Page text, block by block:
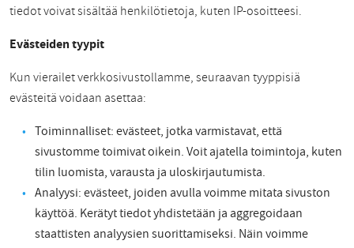
tiedot voivat sisältää henkilötietoja, kuten IP-osoitteesi.
Evästeiden tyypit
Kun vierailet verkkosivustollamme, seuraavan tyyppisiä
evästeitä voidaan asettaa:
Toiminnalliset: evästeet, jotka varmistavat, että
sivustomme toimivat oikein. Voit ajatella toimintoja, kuten
tilin luomista, varausta ja uloskirjautumista.
Analyysi: evästeet, joiden avulla voimme mitata sivuston
käyttöä. Kerätyt tiedot yhdistetään ja aggregoidaan
staattisten analyysien suorittamiseksi. Näin voimme